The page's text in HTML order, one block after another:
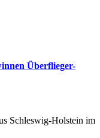
Überflieger-
Schleswig-Holstein im